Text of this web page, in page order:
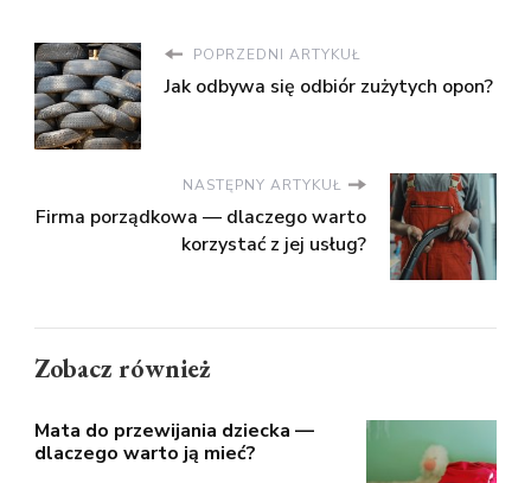
POPRZEDNI ARTYKUŁ
Jak odbywa się odbiór zużytych opon?
NASTĘPNY ARTYKUŁ
Firma porządkowa — dlaczego warto
korzystać z jej usług?
Zobacz również
Mata do przewijania dziecka —
dlaczego warto ją mieć?